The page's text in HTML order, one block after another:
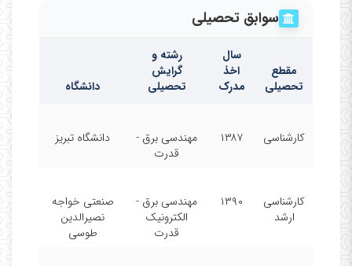
سوابق تحصیلی
مقطع
تحصیلی
سال
اخذ
مدرک
رشته و
گرایش
تحصیلی
دانشگاه
کارشناسی ۱۳۸۷
مهندسی برق -
قدرت
دانشگاه تبریز
کارشناسی
ارشد
۱۳۹۰
مهندسی برق -
الکترونیک
قدرت
صنعتی خواجه
نصیرالدین
طوسی